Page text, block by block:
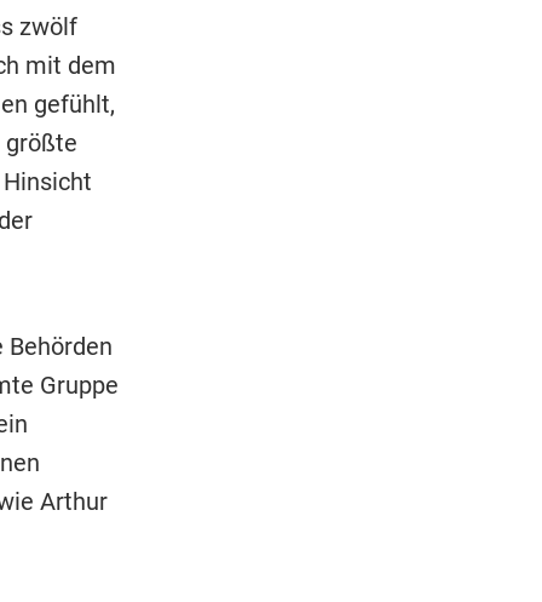
zwölf
mit dem
gefühlt,
größte
Behörden
Gruppe
Arthur